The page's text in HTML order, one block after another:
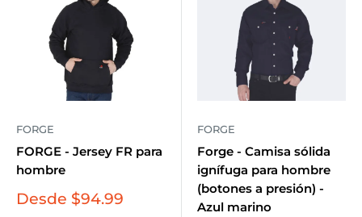
FORGE
FORGE - Jersey FR para
hombre
Precio
Desde $94.99
FORGE
Forge - Camisa sólida
ignífuga para hombre
(botones a presión) -
Azul marino